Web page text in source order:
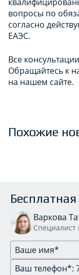
вопросы по
согласно
ЕАЭС.
Все
Обращайтесь к
на нашем сайте.
Похожие
Варкова
Специалист